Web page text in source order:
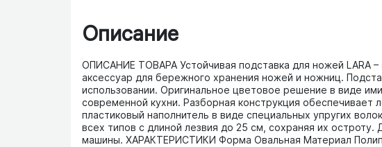
Описание
ОПИСАНИЕ ТОВАРА Устойчивая подставка для ножей LARA
аксессуар для бережного хранения ножей и ножниц.
использовании. Оригинальное цветовое решение в виде
современной кухни. Разборная конструкция обеспечивает
пластиковый наполнитель в виде специальных упругих
всех типов с длиной лезвия до 25 см, сохраняя их
машины. ХАРАКТЕРИСТИКИ Форма Овальная Материал